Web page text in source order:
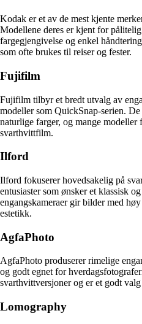
Kodak er et av de mest kjente
Modellene deres er kjent for
fargegjengivelse og enkel
som ofte brukes til reiser og fester.
Fujifilm
Fujifilm tilbyr et bredt utvalg av
modeller som QuickSnap-serien.
naturlige farger, og mange modeller
svarthvittfilm.
Ilford
Ilford fokuserer hovedsakelig på
entusiaster som ønsker et klassisk
engangskameraer gir bilder med
estetikk.
AgfaPhoto
AgfaPhoto produserer rimelige
og godt egnet for
svarthvittversjoner og er et godt
Lomography